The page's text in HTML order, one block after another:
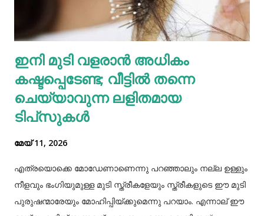
മധുരയിലുള്ള ബന്ധുവിന് കുട്ടികളില്ലാത്തതിനാല്‍
വളർത്താൻ ഏല്‍പ്പിച്ചുവെന്നാണ് അച്ഛൻ പൊലീസിനോട്
ആദ്യം പറഞ്ഞത്. പോലീസ് മധുരയിലെത്തി പരിശോധന
നടത്തിയെങ്കിലും കുഞ്ഞ് അവിടെയില്ലെന്ന് കണ്ടെത്തി.
തുടർന്ന് അച്ഛനെ വീണ്ടും വിശദമായി ചോദ്യം ചെയ്തു.
തുടർന്ന് നടത...
ഇനി മുടി വളരാൻ അധികം
കഷ്ടപ്പെടേണ്ട; വീട്ടിൽ തന്നെ
ചെയ്യാവുന്ന ലളിതമായ
ടിപ്‌സുകൾ
മേയ് 11, 2026
എത്രയൊക്കെ മോഡേണാണെന്നു പറഞ്ഞാലും നല്ല ഉള്ളും
നീളവും ഭംഗിയുമുള്ള മുടി സ്ത്രീകളേയും സ്ത്രീകളുടെ ഈ മുടി
പുരുഷന്മാരേയും മോഹിപ്പിയ്ക്കുമെന്നു പറയാം. എന്നാല് ഈ